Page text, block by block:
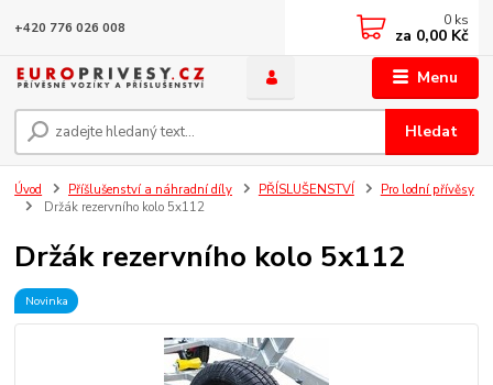
Menu
Hledat
+420 776 026 008 0 ks
za 0,00 Kč
Úvod Příšlušenství a náhradní díly PŘÍSLUŠENSTVÍ
Pro lodní přívěsy
Držák rezervního kolo 5x112
Držák rezervního kolo 5x112
Novinka